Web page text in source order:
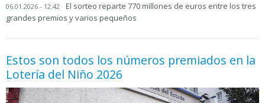
06.01.2026 - 12:42
El sorteo reparte 770 millones de euros entre los tres
grandes premios y varios pequeños
Estos son todos los números premiados en la
Lotería del Niño 2026